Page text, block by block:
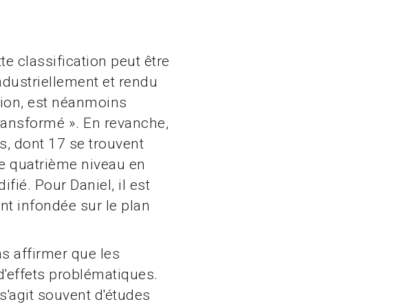
classification peut être
et rendu
est néanmoins
». En revanche,
dont 17 se trouvent
quatrième niveau en
Pour Daniel, il est
infondée sur le plan
affirmer que les
problématiques.
souvent d'études